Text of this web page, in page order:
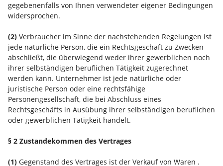
gegebenenfalls von Ihnen verwendeter eigener Bedingungen
widersprochen.
(2) Verbraucher im Sinne der nachstehenden Regelungen ist
jede natürliche Person, die ein Rechtsgeschäft zu Zwecken
abschließt, die überwiegend weder ihrer gewerblichen noch
ihrer selbständigen beruflichen Tätigkeit zugerechnet
werden kann. Unternehmer ist jede natürliche oder
juristische Person oder eine rechtsfähige
Personengesellschaft, die bei Abschluss eines
Rechtsgeschäfts in Ausübung ihrer selbständigen beruflichen
oder gewerblichen Tätigkeit handelt.
§ 2 Zustandekommen des Vertrages
(1) Gegenstand des Vertrages ist der Verkauf von Waren .